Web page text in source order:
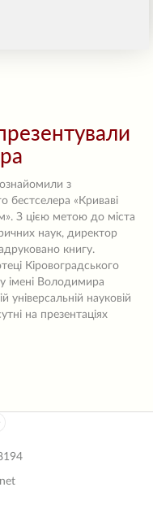
з
бестселера «Криваві
З цією метою до міста
наук, директор
книгу.
Кіровоградського
імені Володимира
універсальній науковій
на презентаціях